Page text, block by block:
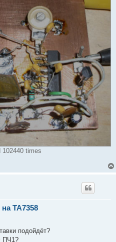
102440 times
TA7358
подойдёт?
ПЧ1?